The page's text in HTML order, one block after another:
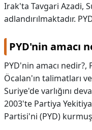
KAPLICALAR
Irak'ta Tavgari Azadi,
adlandırılmaktadır.
PYD'nin amacı
PYD'nin amacı nedir?,
Öcalan'ın talimatları
Suriye'de varlığını
2003'te Partiya
Partisi'ni (PYD)